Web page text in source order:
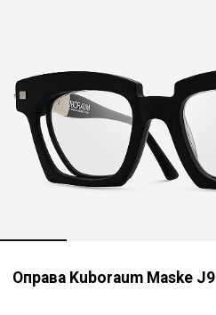
Оправа Kuboraum Maske J9